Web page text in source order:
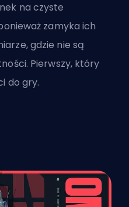
na czyste
zamyka ich
gdzie nie są
Pierwszy, który
do gry.